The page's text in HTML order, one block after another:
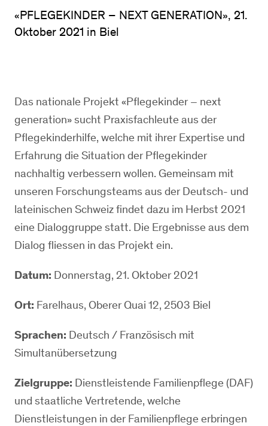
«PFLEGEKINDER – NEXT GENERATION», 21.
Oktober 2021 in Biel
Das nationale Projekt «Pflegekinder – next
generation» sucht Praxisfachleute aus der
Pflegekinderhilfe, welche mit ihrer Expertise und
Erfahrung die Situation der Pflegekinder
nachhaltig verbessern wollen. Gemeinsam mit
unseren Forschungsteams aus der Deutsch- und
lateinischen Schweiz findet dazu im Herbst 2021
eine Dialoggruppe statt. Die Ergebnisse aus dem
Dialog fliessen in das Projekt ein.
Datum: Donnerstag, 21. Oktober 2021
Ort: Farelhaus, Oberer Quai 12, 2503 Biel
Sprachen: Deutsch / Französisch mit
Simultanübersetzung
Zielgruppe: Dienstleistende Familienpflege (DAF)
und staatliche Vertretende, welche
Dienstleistungen in der Familienpflege erbringen